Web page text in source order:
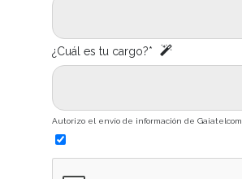
¿Cuál es tu cargo?*
Autorizo el envío de información de Gaiatelcom.